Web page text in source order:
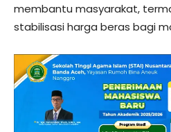
membantu masyarakat,
stabilisasi harga beras bagi